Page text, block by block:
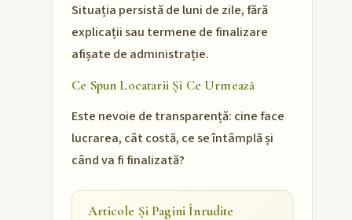
Situația persistă de luni de zile, fără
explicații sau termene de finalizare
afișate de administrație.
Ce Spun Locatarii Și Ce Urmează
Este nevoie de transparență: cine face
lucrarea, cât costă, ce se întâmplă și
când va fi finalizată?
Articole Și Pagini Înrudite